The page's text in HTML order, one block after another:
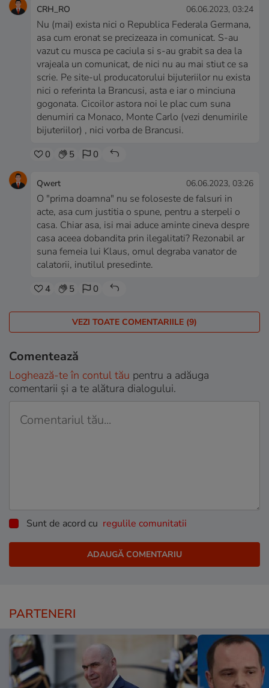
CRH_RO 06.06.2023, 03:24
Nu (mai) exista nici o Republica Federala Germana,
asa cum eronat se precizeaza in comunicat. S-au
vazut cu musca pe caciula si s-au grabit sa dea la
vrajeala un comunicat, de nici nu au mai stiut ce sa
scrie. Pe site-ul producatorului bijuteriilor nu exista
nici o referinta la Brancusi, asta e iar o minciuna
gogonata. Cicoilor astora noi le plac cum suna
denumiri ca Monaco, Monte Carlo (vezi denumirile
bijuteriilor) , nici vorba de Brancusi.
0 5 0
Qwert 06.06.2023, 03:26
O "prima doamna" nu se foloseste de falsuri in
acte, asa cum justitia o spune, pentru a sterpeli o
casa. Chiar asa, isi mai aduce aminte cineva despre
casa aceea dobandita prin ilegalitati? Rezonabil ar
suna femeia lui Klaus, omul degraba vanator de
calatorii, inutilul presedinte.
4 5 0
VEZI TOATE COMENTARIILE (9)
Comentează
Loghează-te în contul tău pentru a adăuga
comentarii și a te alătura dialogului.
Sunt de acord cu regulile comunitatii
PARTENERI